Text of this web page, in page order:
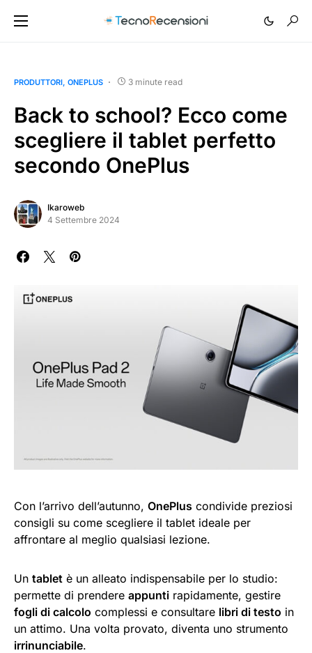
PRODUTTORI ONEPLUS 3 minute read
Back to school? Ecco come
scegliere il tablet perfetto
secondo OnePlus
Ikaroweb
4 Settembre 2024
Con l’arrivo dell’autunno, OnePlus condivide preziosi
consigli su come scegliere il tablet ideale per
affrontare al meglio qualsiasi lezione.
Un tablet è un alleato indispensabile per lo studio:
permette di prendere appunti rapidamente, gestire
fogli di calcolo complessi e consultare libri di testo in
un attimo. Una volta provato, diventa uno strumento
irrinunciabile.